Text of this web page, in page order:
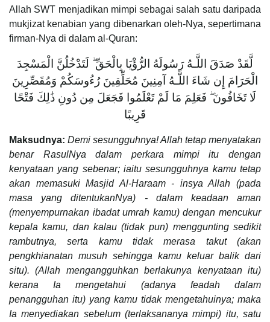
Allah SWT menjadikan mimpi sebagai salah satu daripada
mukjizat kenabian yang dibenarkan oleh-Nya, sepertimana
firman-Nya di dalam al-Quran:
لَّقَدْ صَدَقَ اللَّـهُ رَسُولَهُ الرُّؤْيَا بِالْحَقِّ ۖ لَتَدْخُلُنَّ الْمَسْجِدَ
الْحَرَامَ إِن شَاءَ اللَّـهُ آمِنِينَ مُحَلِّقِينَ رُءُوسَكُمْ وَمُقَصِّرِينَ
لَا تَخَافُونَ ۖ فَعَلِمَ مَا لَمْ تَعْلَمُوا فَجَعَلَ مِن دُونِ ذَٰلِكَ فَتْحًا
قَرِيبًا
Maksudnya: Demi sesungguhnya! Allah tetap menyatakan
benar RasulNya dalam perkara mimpi itu dengan
kenyataan yang sebenar; iaitu sesungguhnya kamu tetap
akan memasuki Masjid Al-Haraam - insya Allah (pada
masa yang ditentukanNya) - dalam keadaan aman
(menyempurnakan ibadat umrah kamu) dengan mencukur
kepala kamu, dan kalau (tidak pun) menggunting sedikit
rambutnya, serta kamu tidak merasa takut (akan
pengkhianatan musuh sehingga kamu keluar balik dari
situ). (Allah mengangguhkan berlakunya kenyataan itu)
kerana Ia mengetahui (adanya feadah dalam
penangguhan itu) yang kamu tidak mengetahuinya; maka
Ia menyediakan sebelum (terlaksananya mimpi) itu, satu